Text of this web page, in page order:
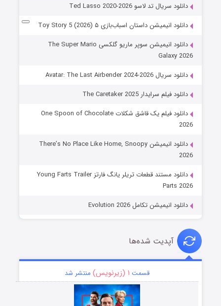
دانلود سریال تد لاسو Ted Lasso 2020-2026
دانلود انیمیشن داستان اسباب‌بازی ۵ Toy Story 5 (2026)
دانلود انیمیشن سوپر ماریو گلکسی The Super Mario
Galaxy 2026
دانلود سریال Avatar: The Last Airbender 2024-2026
دانلود فیلم سرایدار The Caretaker 2025
دانلود فیلم یک قاشق شکلات One Spoon of Chocolate
2026
دانلود انیمیشن There’s No Place Like Home, Snoopy
2026
دانلود مستند قطعات تریلر یانگ فارتز Young Farts Trailer
Parts 2026
دانلود انیمیشن تکامل Evolution 2026
آپدیت شده‌ها
قسمت ۱ (زیرنویس) منتشر شد